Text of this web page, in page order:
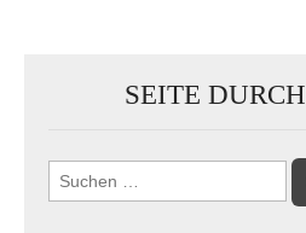
SEITE
Suchen
nach: